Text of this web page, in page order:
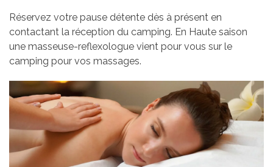
Réservez votre pause détente dès à présent en
contactant la réception du camping. En Haute saison
une masseuse-reflexologue vient pour vous sur le
camping pour vos massages.